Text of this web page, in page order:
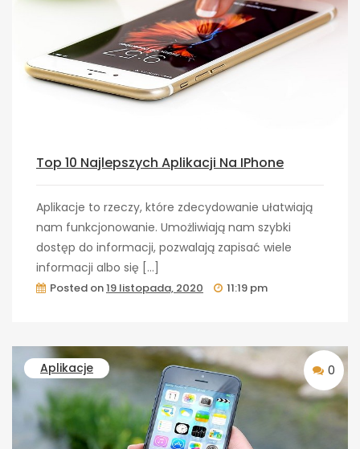
Top 10 Najlepszych Aplikacji Na IPhone
Aplikacje to rzeczy, które zdecydowanie ułatwiają
nam funkcjonowanie. Umożliwiają nam szybki
dostęp do informacji, pozwalają zapisać wiele
informacji albo się […]
Posted on19 listopada, 2020 11:19 pm
Aplikacje 0